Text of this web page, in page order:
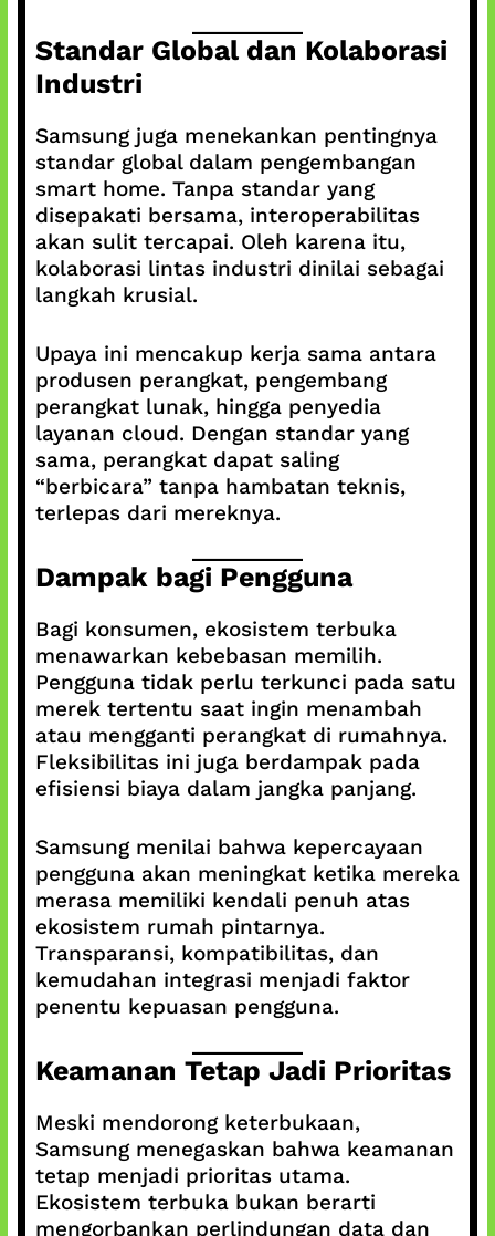
Standar Global dan Kolaborasi
Industri
Samsung juga menekankan pentingnya
standar global dalam pengembangan
smart home. Tanpa standar yang
disepakati bersama, interoperabilitas
akan sulit tercapai. Oleh karena itu,
kolaborasi lintas industri dinilai sebagai
langkah krusial.
Upaya ini mencakup kerja sama antara
produsen perangkat, pengembang
perangkat lunak, hingga penyedia
layanan cloud. Dengan standar yang
sama, perangkat dapat saling
“berbicara” tanpa hambatan teknis,
terlepas dari mereknya.
Dampak bagi Pengguna
Bagi konsumen, ekosistem terbuka
menawarkan kebebasan memilih.
Pengguna tidak perlu terkunci pada satu
merek tertentu saat ingin menambah
atau mengganti perangkat di rumahnya.
Fleksibilitas ini juga berdampak pada
efisiensi biaya dalam jangka panjang.
Samsung menilai bahwa kepercayaan
pengguna akan meningkat ketika mereka
merasa memiliki kendali penuh atas
ekosistem rumah pintarnya.
Transparansi, kompatibilitas, dan
kemudahan integrasi menjadi faktor
penentu kepuasan pengguna.
Keamanan Tetap Jadi Prioritas
Meski mendorong keterbukaan,
Samsung menegaskan bahwa keamanan
tetap menjadi prioritas utama.
Ekosistem terbuka bukan berarti
mengorbankan perlindungan data dan